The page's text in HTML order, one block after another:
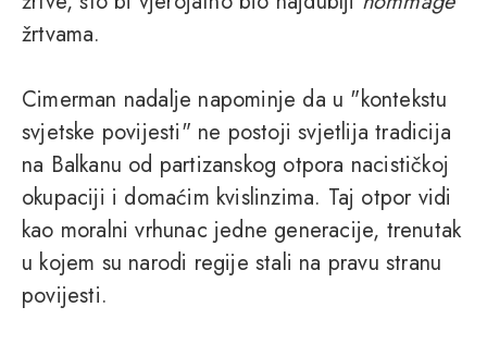
žrtvama.
Cimerman nadalje napominje da u "kontekstu
svjetske povijesti" ne postoji svjetlija tradicija
na Balkanu od partizanskog otpora nacističkoj
okupaciji i domaćim kvislinzima. Taj otpor vidi
kao moralni vrhunac jedne generacije, trenutak
u kojem su narodi regije stali na pravu stranu
povijesti.